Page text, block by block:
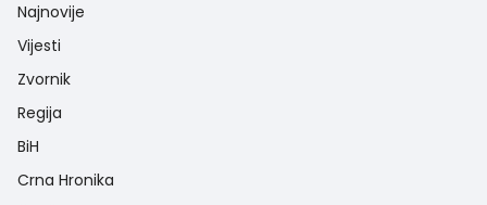
Najnovije
Vijesti
Zvornik
Regija
BiH
Crna Hronika